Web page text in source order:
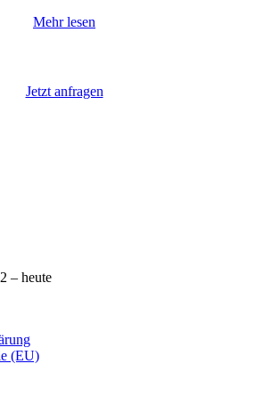
Mehr lesen
Jetzt anfragen
– heute
(EU)